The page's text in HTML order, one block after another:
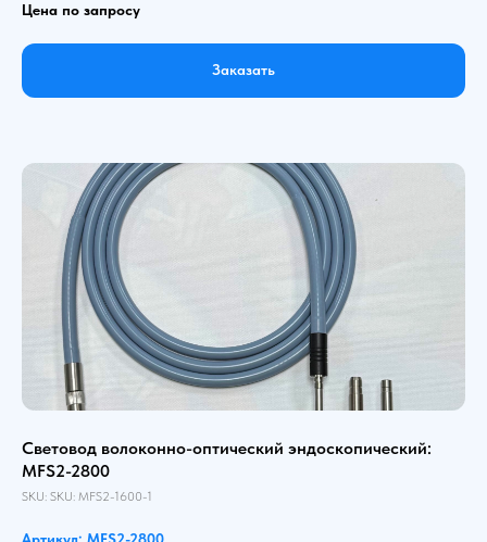
Цена по запросу
Заказать
Световод волоконно-оптический эндоскопический:
MFS2-2800
SKU: SKU: MFS2-1600-1
Артикул: MFS2-2800